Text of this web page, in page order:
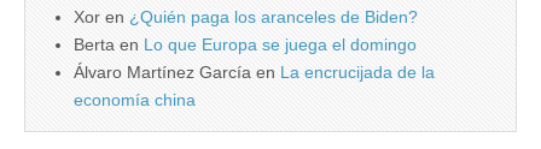
Xor en ¿Quién paga los aranceles de Biden?
Berta en Lo que Europa se juega el domingo
Álvaro Martínez García en La encrucijada de la
economía china